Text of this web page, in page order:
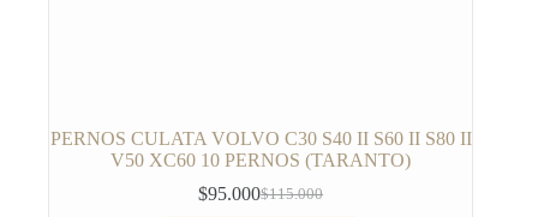
PERNOS CULATA VOLVO C30 S40 II S60 II S80 II
V50 XC60 10 PERNOS (TARANTO)
$115.000
$95.000